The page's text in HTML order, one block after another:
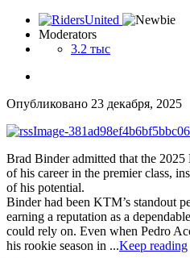
Moderators
3.2 тыс
Опубликовано 23 декабря, 2025
Brad Binder admitted that the 2025
of his career in the premier class,
of his potential.
Binder had been KTM’s standout
earning a reputation as a
could rely on. Even when Pedro
his rookie season in ...Keep reading